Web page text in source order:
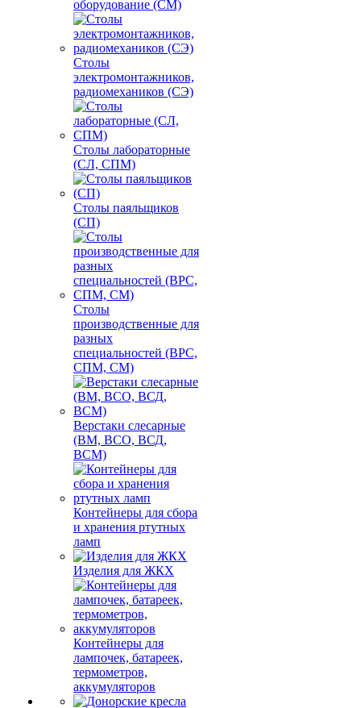
оборудование (СМ)
Столы
электромонтажников,
радиомехаников (СЭ)
Столы лабораторные
(СЛ, СПМ)
Столы паяльщиков
(СП)
Столы
производственные для
разных
специальностей (ВРС,
СПМ, СМ)
Верстаки слесарные
(ВМ, ВСО, ВСД,
ВСМ)
Контейнеры для сбора
и хранения ртутных
ламп
Изделия для ЖКХ
Контейнеры для
лампочек, батареек,
термометров,
аккумуляторов